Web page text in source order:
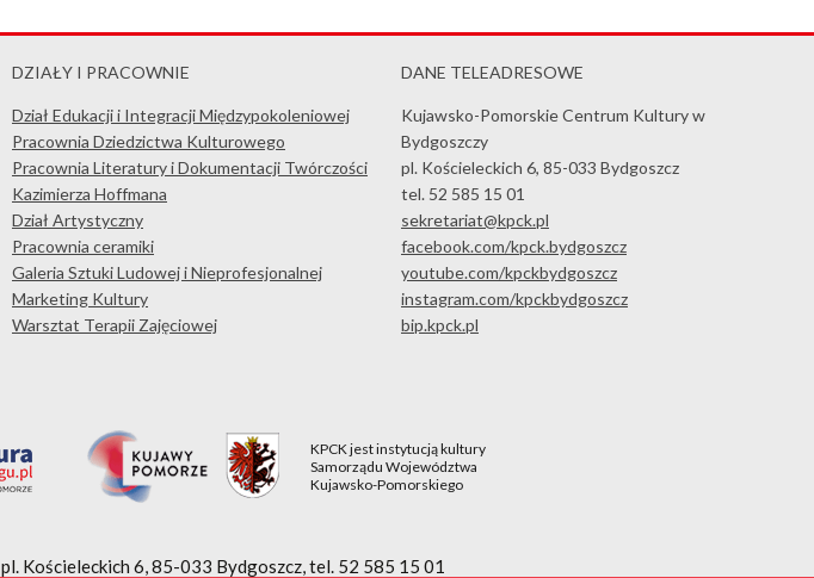
DZIAŁY I PRACOWNIE
Dział Edukacji i Integracji Międzypokoleniowej
Pracownia Dziedzictwa Kulturowego
Pracownia Literatury i Dokumentacji Twórczości
Kazimierza Hoffmana
Dział Artystyczny
Pracownia ceramiki
Galeria Sztuki Ludowej i Nieprofesjonalnej
Marketing Kultury
Warsztat Terapii Zajęciowej
DANE TELEADRESOWE
Kujawsko-Pomorskie Centrum Kultury w
Bydgoszczy
pl. Kościeleckich 6, 85-033 Bydgoszcz
tel. 52 585 15 01
sekretariat@kpck.pl
facebook.com/kpck.bydgoszcz
youtube.com/kpckbydgoszcz
instagram.com/kpckbydgoszcz
bip.kpck.pl
KPCK jest instytucją kultury
Samorządu Województwa
Kujawsko-Pomorskiego
pl. Kościeleckich 6, 85-033 Bydgoszcz, tel. 52 585 15 01